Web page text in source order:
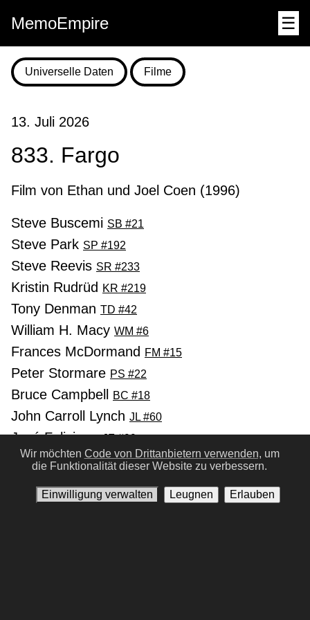
MemoEmpire ☰
Universelle Daten Filme
13. Juli 2026
833. Fargo
Film von Ethan und Joel Coen (1996)
Steve Buscemi SB #21
Steve Park SP #192
Steve Reevis SR #233
Kristin Rudrüd KR #219
Tony Denman TD #42
William H. Macy WM #6
Frances McDormand FM #15
Peter Stormare PS #22
Bruce Campbell BC #18
John Carroll Lynch JL #60
José FelicianoJF #99
Melissa PetermanMP #131
Wir möchten Code von Drittanbietern verwenden, um
die Funktionalität dieser Website zu verbessern.
Einwilligung verwalten Leugnen Erlauben